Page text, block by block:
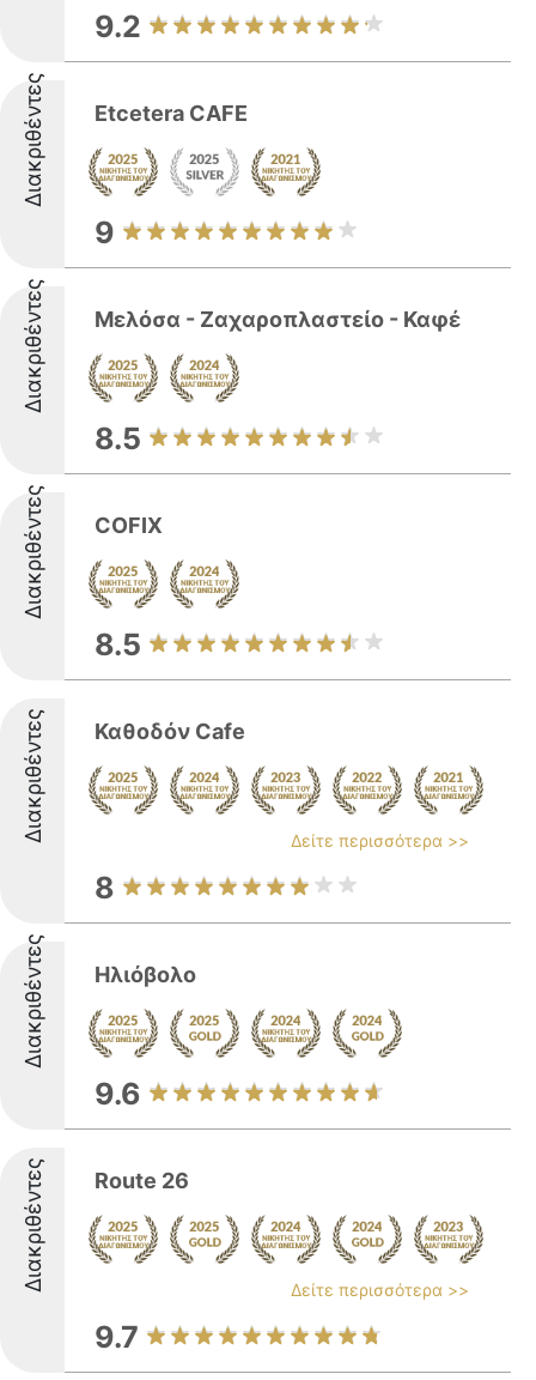
9.2
Διακριθέντες Etcetera CAFE
9
Διακριθέντες Μελόσα - Ζαχαροπλαστείο - Καφέ
8.5
Διακριθέντες COFIX
8.5
Διακριθέντες Καθοδόν Cafe
Δείτε περισσότερα >>
8
Διακριθέντες Ηλιόβολο
9.6
Διακριθέντες Route 26
Δείτε περισσότερα >>
9.7